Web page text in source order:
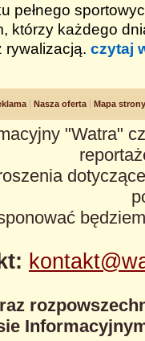
pełnego
którzy każdego
rywalizacją. czytaj
Nasza oferta Mapa strony
"Watra"